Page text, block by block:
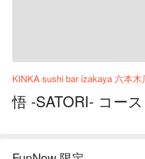
KINKA sushi bar izakaya 六本木
悟 -SATORI- コー